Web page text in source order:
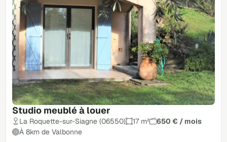
Studio meublé à louer
La Roquette-sur-Siagne (06550) 17 m²
650 € / mois
À 8km de Valbonne